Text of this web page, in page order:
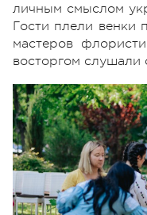
личным смыслом
Гости плели венки
мастеров
восторгом слушали